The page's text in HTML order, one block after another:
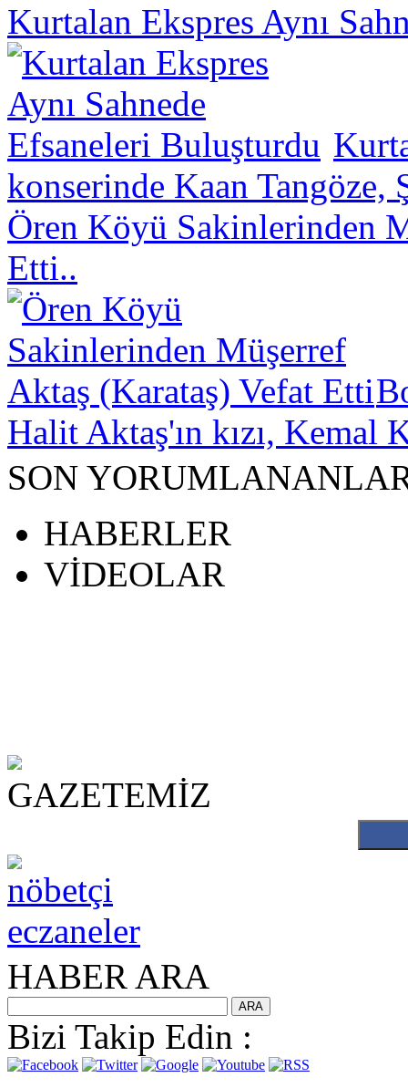
Kurtalan Ekspres Aynı
konserinde Kaan Tangöze,
Ören Köyü Sakinlerinden
Etti..
Halit Aktaş'ın kızı, Kemal
SON
HABERLER
VİDEOLAR
escort
GAZETEMİZ
HABER ARA
Bizi Takip Edin :